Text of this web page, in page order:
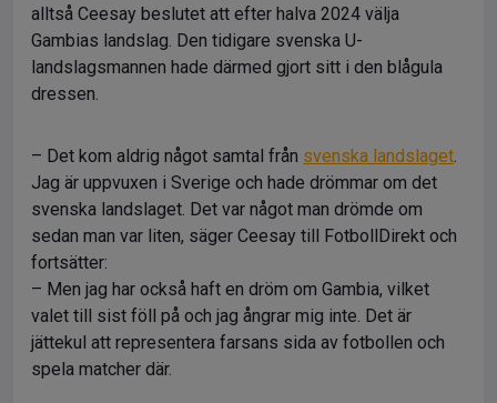
alltså Ceesay beslutet att efter halva 2024 välja
Gambias landslag. Den tidigare svenska U-
landslagsmannen hade därmed gjort sitt i den blågula
dressen.
– Det kom aldrig något samtal från svenska landslaget.
Jag är uppvuxen i Sverige och hade drömmar om det
svenska landslaget. Det var något man drömde om
sedan man var liten, säger Ceesay till FotbollDirekt och
fortsätter:
– Men jag har också haft en dröm om Gambia, vilket
valet till sist föll på och jag ångrar mig inte. Det är
jättekul att representera farsans sida av fotbollen och
spela matcher där.